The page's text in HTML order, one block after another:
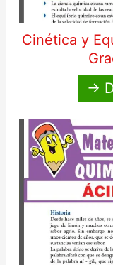
Cinética y
→